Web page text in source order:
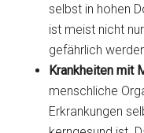
selbst in hohen
ist meist nicht
gefährlich
Krankheiten mit
menschliche
Erkrankungen